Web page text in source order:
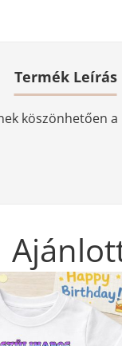
Termék Leírás
köszönhetően